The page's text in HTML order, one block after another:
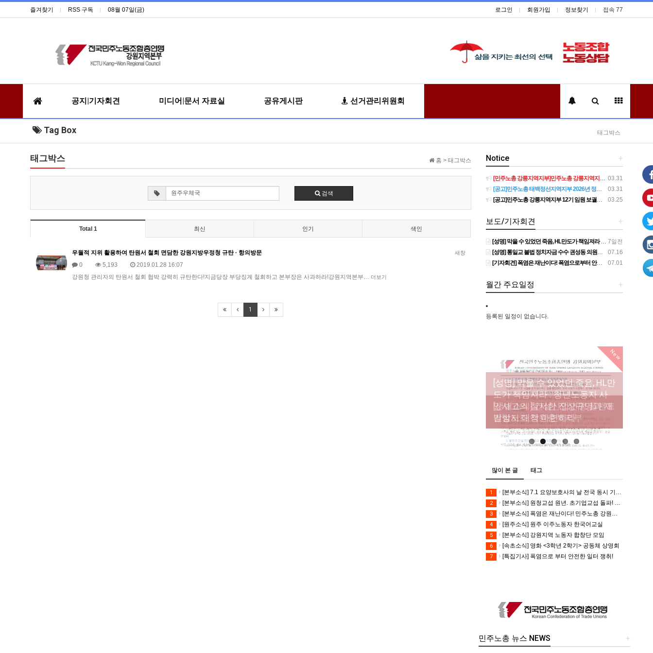
즐겨찾기 RSS 구독 08월 07일(금) 로그인 회원가입 정보찾기 접속 77
공지|기자회견 미디어|문서 자료실 공유게시판 선거관리위원회
Tag Box 태그박스
홈 > 태그박스
태그박스
검색
Total 1 최신 인기 색인
새창
우월적 지위 활용하여 탄원서 철회 면담한 강원지방우정청 규탄 · 항의방문
0
5,193
2019.01.28 16:07
​강원청 관리자의 탄원서 철회 협박 강력히 규탄한다!지금당장 부당징계 철회하고 본부장은 사과하라!강원지역본부… 더보기
1
+
Notice
03.31
[민주노총 강릉지역지부]민주노총 강릉지역지부 제12기 임원 보궐선거결과 공고
03.31
[공고]민주노총 태백정선지역지부 2026년 정기 대의원대회 재소집 건
03.25
[공고]민주노총 강릉지역지부 12기 임원 보궐선거 후보자 확정 공고
+
보도/기자회견
7일전
[성명] 막을 수 있었던 죽음, HL만도가 책임져라 : 청년노동자 사망사고의 철저한 진상규명과 재발방지 대책 마련하라
07.16
[성명] 통일교 불법 정치자금 수수 권성동 의원직 상실, 사필귀정이다
07.01
[기자회견] 폭염은 재난이다! 폭염으로부터 안전한 일터를 위한 민주노총 강원지역본부 폭염감시단 선포 기자회견
+
월간 주요일정
등록된 일정이 없습니다.
New
[성명] 막을 수 있었던 죽음, HL만
도가 책임져라 : 청년노동자 사
망사고의 철저한 진상규명과 재
발방지 대책 마련하라
[산별소식] 건설산업연맹 플랜트
건설노조 강원충북지부
[강릉,속초,원주,춘천] 폭염감시
단 사업 이모저모
[조합원☆인터뷰] 서비스연맹 전
국학교비정규직노동조합 강원
지부 김유미 춘천지회장
[본부소식] 강원지역 노동자 합
창단 모임
많이 본 글 태그
1 [본부소식] 7.1 요양보호사의 날 전국 동시 기자회견
2 [본부소식] 원청교섭 원년. 초기업교섭 돌파! 모든 노동자의 노동기본권 쟁취! 민주노총 7.15 총파업대회
3 [본부소식] 폭염은 재난이다! 민주노총 강원지역본부 폭염감시단 선포 기자회견
4 [원주소식] 원주 이주노동자 한국어교실
5 [본부소식] 강원지역 노동자 합창단 모임
6 [속초소식] 영화 <3학년 2학기> 공동체 상영회
7 [특집기사] 폭염으로 부터 안전한 일터 쟁취!
+
민주노총 뉴스 NEWS